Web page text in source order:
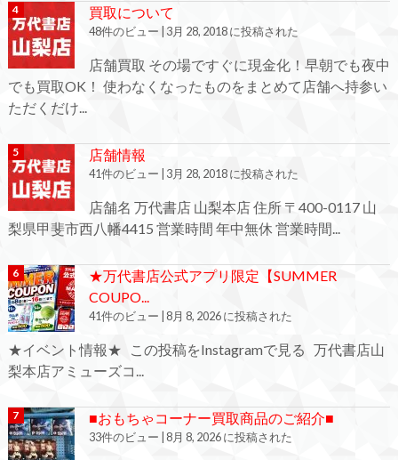
買取について
48件のビュー 3月 28, 2018 に投稿された
店舗買取 その場ですぐに現金化！早朝でも夜中
でも買取OK！ 使わなくなったものをまとめて店舗へ持参い
ただくだけ...
店舗情報
41件のビュー 3月 28, 2018 に投稿された
店舗名 万代書店 山梨本店 住所 〒400-0117 山
梨県甲斐市西八幡4415 営業時間 年中無休 営業時間...
★万代書店公式アプリ限定【SUMMER
COUPO...
41件のビュー 8月 8, 2026 に投稿された
★イベント情報★ この投稿をInstagramで見る 万代書店山
梨本店アミューズコ...
■おもちゃコーナー買取商品のご紹介■
33件のビュー 8月 8, 2026 に投稿された